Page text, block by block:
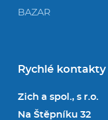
BAZAR
Rychlé kontakty
Zich a spol., s r.o.
Na Štěpníku 32